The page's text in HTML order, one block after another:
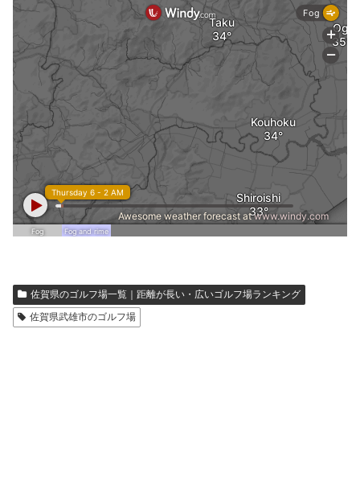
佐賀県のゴルフ場一覧｜距離が長い・広いゴルフ場ランキング
佐賀県武雄市のゴルフ場